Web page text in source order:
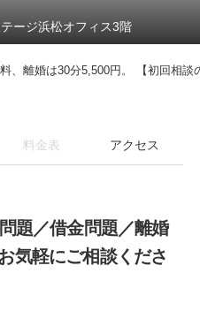
ージ浜松オフィス3階
、離婚は30分5,500円。 【初回相
料金表 アクセス
題／借金問題／離婚
気軽にご相談くださ